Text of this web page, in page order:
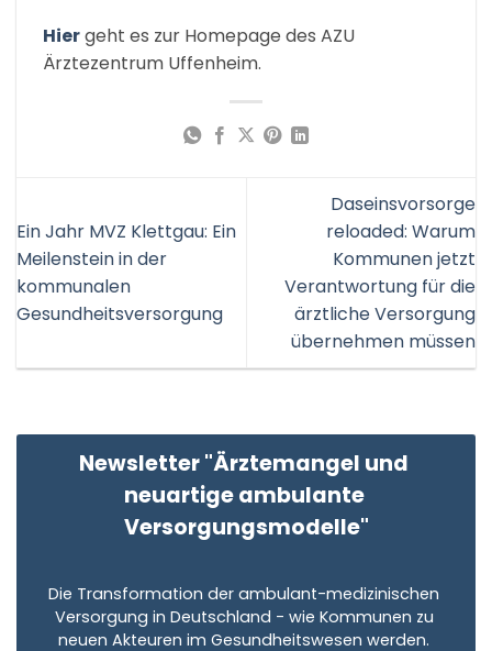
Hiergeht es zur Homepage des AZU
Ärztezentrum Uffenheim.
Ein Jahr MVZ Klettgau: Ein
Meilenstein in der
kommunalen
Gesundheitsversorgung
Daseinsvorsorge
reloaded: Warum
Kommunen jetzt
Verantwortung für die
ärztliche Versorgung
übernehmen müssen
Newsletter "Ärztemangel und
neuartige ambulante
Versorgungsmodelle"
Die Transformation der ambulant-medizinischen
Versorgung in Deutschland - wie Kommunen zu
neuen Akteuren im Gesundheitswesen werden.